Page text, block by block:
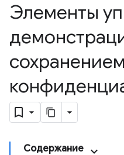
Элементы
сохранением
Содержание